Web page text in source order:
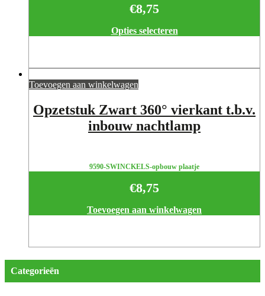
€8,75
Opties selecteren
Toevoegen aan winkelwagen
Opzetstuk Zwart 360° vierkant t.b.v.
inbouw nachtlamp
9590-SWINCKELS-opbouw plaatje
€8,75
Toevoegen aan winkelwagen
Categorieën